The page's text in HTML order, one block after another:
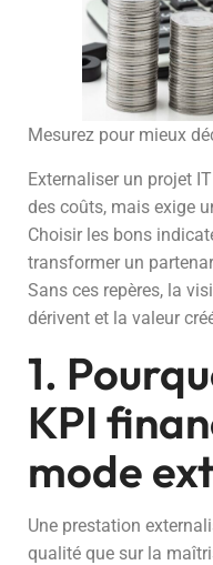
Mesurez pour mieux
Externaliser un projet
des coûts, mais exige
Choisir les bons
transformer un
Sans ces repères, la
dérivent et la valeur
1.
KPI
mode
Une prestation
qualité que sur la